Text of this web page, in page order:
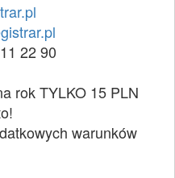
22 90
rok TYLKO 15 PLN
warunków